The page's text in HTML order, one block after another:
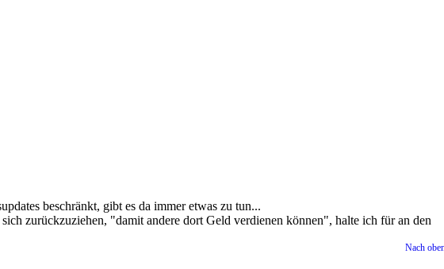
beschränkt, gibt es da immer etwas zu tun...
zurückzuziehen, "damit andere dort Geld verdienen können", halte ich für an den
Nach